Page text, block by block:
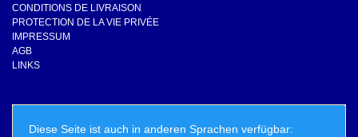
CONDITIONS DE LIVRAISON
PROTECTION DE LA VIE PRIVÉE
IMPRESSUM
AGB
LINKS
Diese Seite ist auch in anderen Sprachen verfügbar: